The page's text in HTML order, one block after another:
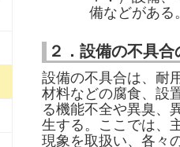
備などがある
２．設備の不具合
設備の不具合は、耐
材料などの腐食、設
る機能不全や異臭、
生する。ここでは、
現象を取扱い、各々